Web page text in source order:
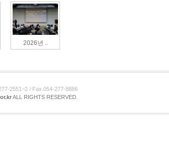
2026년 ..
2551~2 / Fax.054-277-8886
ALL RIGHTS RESERVED.